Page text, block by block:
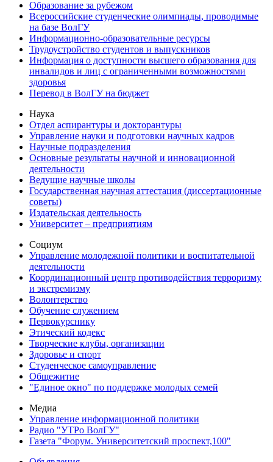
Образование за рубежом
Всероссийские студенческие олимпиады, проводимые
на базе ВолГУ
Информационно-образовательные ресурсы
Трудоустройство студентов и выпускников
Информация о доступности высшего образования для
инвалидов и лиц с ограниченными возможностями
здоровья
Перевод в ВолГУ на бюджет
Наука
Отдел аспирантуры и докторантуры
Управление науки и подготовки научных кадров
Научные подразделения
Основные результаты научной и инновационной
деятельности
Ведущие научные школы
Государственная научная аттестация (диссертационные
советы)
Издательская деятельность
Университет – предприятиям
Социум
Управление молодежной политики и воспитательной
деятельности
Координационный центр противодействия терроризму
и экстремизму
Волонтерство
Обучение служением
Первокурснику
Этический кодекс
Творческие клубы, организации
Здоровье и спорт
Студенческое самоуправление
Общежитие
"Единое окно" по поддержке молодых семей
Медиа
Управление информационной политики
Радио "УТРо ВолГУ"
Газета "Форум. Университетский проспект,100"